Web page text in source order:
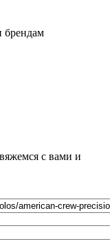
брендам
с вами и